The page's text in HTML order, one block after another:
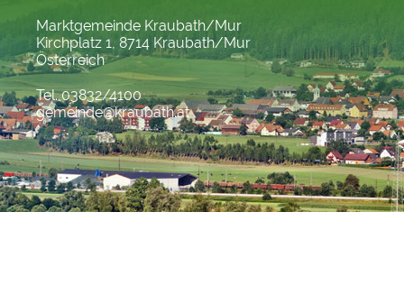
Marktgemeinde Kraubath/Mur
Kirchplatz 1, 8714 Kraubath/Mur
Österreich
Tel. 03832/4100
gemeinde@kraubath.at